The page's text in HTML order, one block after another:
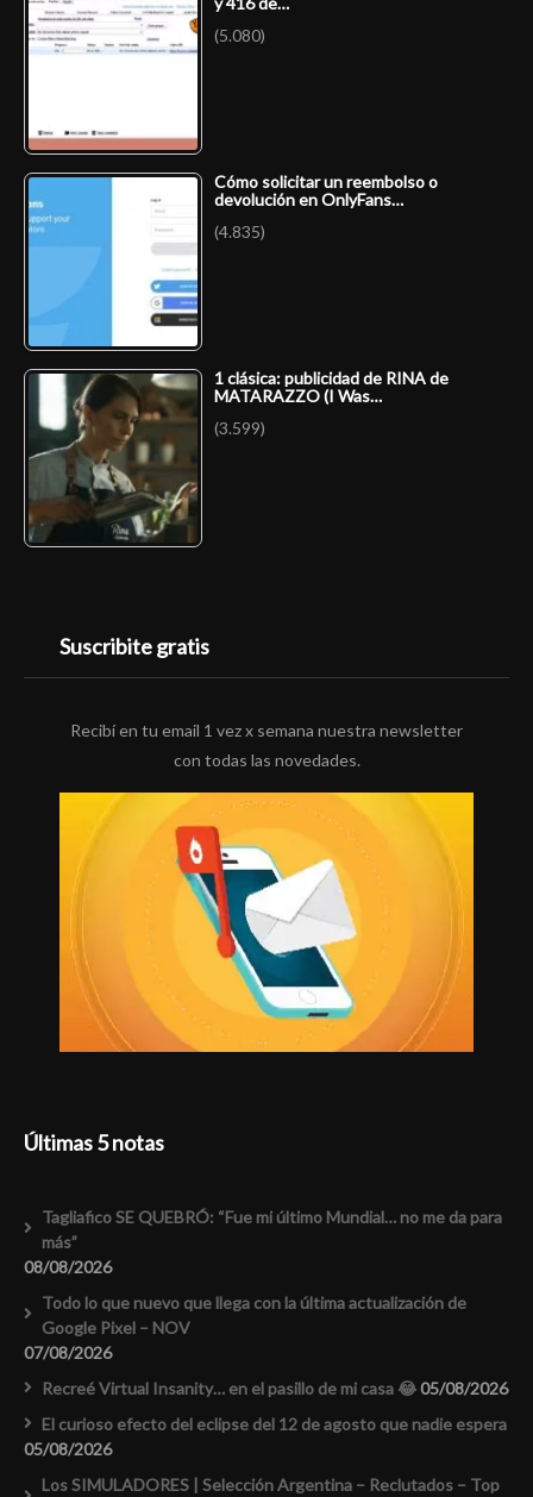
(5.080)
Cómo solicitar un reembolso o
devolución en OnlyFans…
(4.835)
1 clásica: publicidad de RINA de
MATARAZZO (I Was…
(3.599)
Suscribite gratis
Recibí en tu email 1 vez x semana nuestra newsletter
con todas las novedades.
Últimas 5 notas
Tagliafico SE QUEBRÓ: “Fue mi último Mundial… no me da para
más”
08/08/2026
Todo lo que nuevo que llega con la última actualización de
Google Pixel – NOV
07/08/2026
Recreé Virtual Insanity… en el pasillo de mi casa 😂05/08/2026
El curioso efecto del eclipse del 12 de agosto que nadie espera
05/08/2026
Los SIMULADORES | Selección Argentina – Reclutados – Top